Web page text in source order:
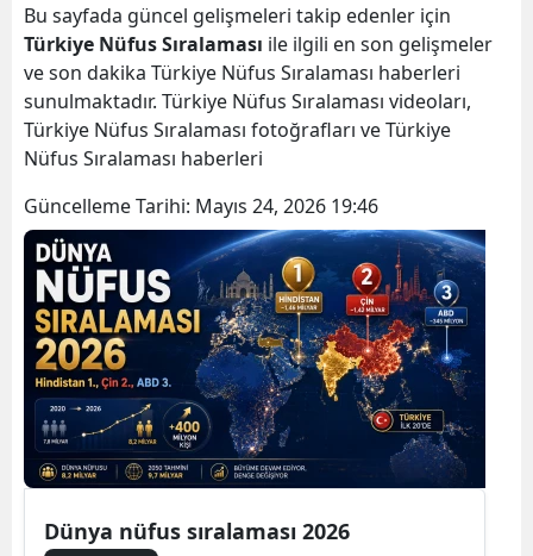
Bu sayfada güncel gelişmeleri takip edenler için
Türkiye Nüfus Sıralaması ile ilgili en son gelişmeler
ve son dakika Türkiye Nüfus Sıralaması haberleri
sunulmaktadır. Türkiye Nüfus Sıralaması videoları,
Türkiye Nüfus Sıralaması fotoğrafları ve Türkiye
Nüfus Sıralaması haberleri
Güncelleme Tarihi: Mayıs 24, 2026 19:46
Dünya nüfus sıralaması 2026